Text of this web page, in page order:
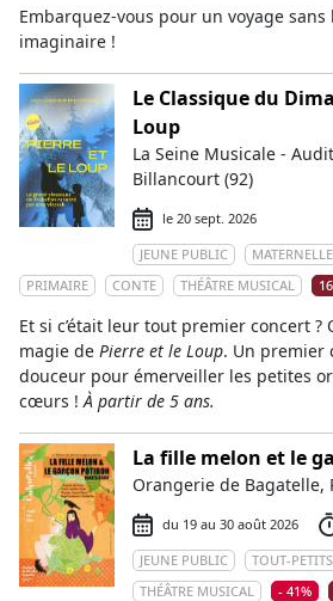
Embarquez-vous pour un voyage sans
imaginaire !
Le Classique du
Loup
La Seine Musicale -
Billancourt (92)
le 20 sept. 2026
JEUNE PUBLIC
MATERNELLE
PRIMAIRE
CONTE THÉÂTRE MUSICAL
Et si c’était leur tout premier concert
magie de Pierre et le Loup. Un premier
douceur pour émerveiller les petites
cœurs !À partir de 5 ans.
La fille melon et le
Orangerie de Bagatelle,
du 19 au 30 août 2026
JEUNE PUBLIC
TOUT-PETITS
THÉÂTRE MUSICAL
- 41%